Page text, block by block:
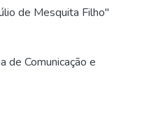
de Mesquita Filho"
de Comunicação e